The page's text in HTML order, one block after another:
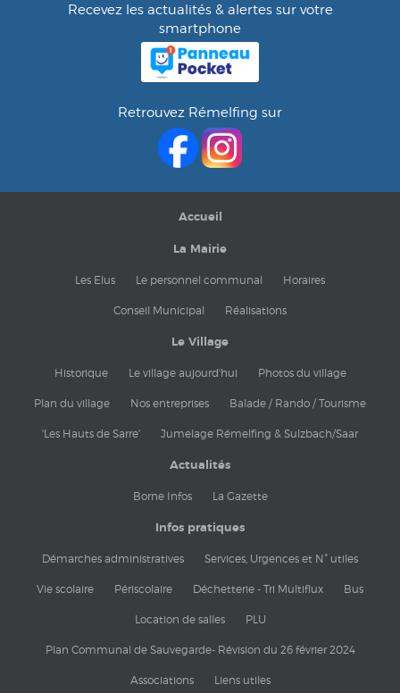
Recevez les actualités & alertes sur votre
smartphone
Retrouvez Rémelfing sur
Accueil
La Mairie
Les Elus Le personnel communal Horaires
Conseil Municipal Réalisations
Le Village
Historique Le village aujourd'hui Photos du village
Plan du village Nos entreprises Balade / Rando / Tourisme
'Les Hauts de Sarre' Jumelage Rémelfing & Sulzbach/Saar
Actualités
Borne Infos La Gazette
Infos pratiques
Démarches administratives Services, Urgences et N° utiles
Vie scolaire Périscolaire Déchetterie - Tri Multiflux Bus
Location de salles PLU
Plan Communal de Sauvegarde- Révision du 26 février 2024
Associations Liens utiles